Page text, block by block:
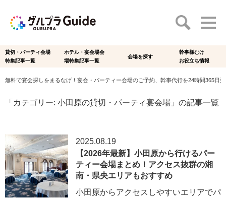
貸切・パーティ会場
特集記事一覧
ホテル・宴会場会
場特集記事一覧
会場を探す
幹事様むけ
お役立ち情報
無料で宴会探しをまるなげ！宴会・パーティー会場のご予約、幹事代行を24時間365日
「カテゴリー: 小田原の貸切・パーティ宴会場 」の記事一覧
2025.08.19
【2026年最新】小田原から行けるパー
ティー会場まとめ！アクセス抜群の湘
南・県央エリアもおすすめ
小田原からアクセスしやすいエリアでパ